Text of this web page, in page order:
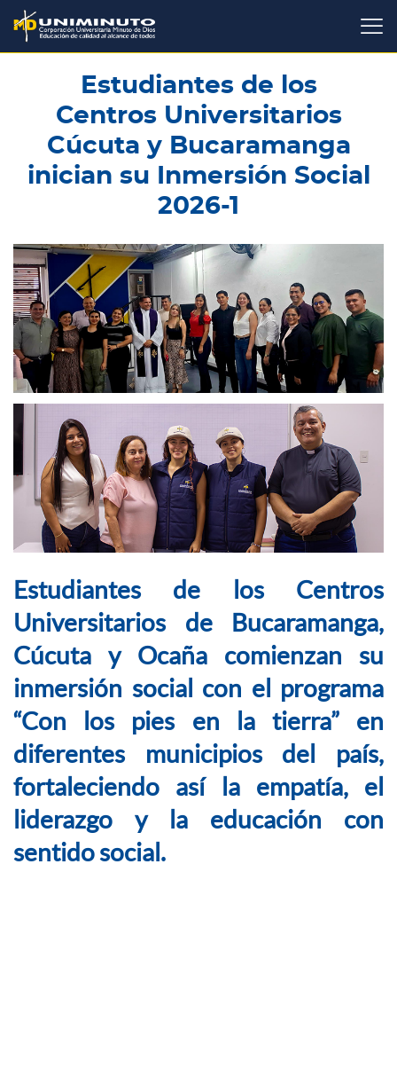
Pasar
contenido
principal
Estudiantes de los
Centros Universitarios
Cúcuta y Bucaramanga
inician su Inmersión Social
2026-1
Estudiantes de los Centros
Universitarios de Bucaramanga,
Cúcuta y Ocaña comienzan su
inmersión social con el programa
“Con los pies en la tierra” en
diferentes municipios del país,
fortaleciendo así la empatía, el
liderazgo y la educación con
sentido social.